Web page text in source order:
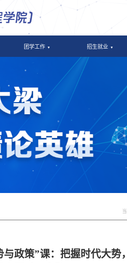
团学工作 招生就业
政策”课：把握时代大势